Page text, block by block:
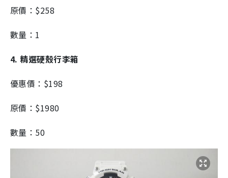
原價：$258
數量：1
4. 精選硬殼行李箱
優惠價：$198
原價：$1980
數量：50